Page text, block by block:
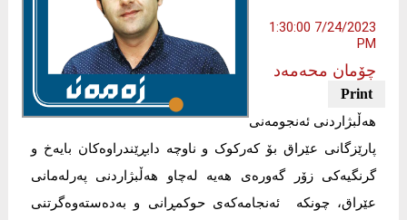
7/24/2023 1:30:00
PM
چۆمان محەمەد
هەڵبژاردنی ئەنجومەنی
پارێزگانی عێراق بۆ کەرکوک و ناوچە دابڕێندراوەکان بایەخ و
گرنگیەكی زۆر گەورەی هەیە لەچاو هەڵبژاردنی پەرلەمانی
عێراق، چونکە ئەنجامەكەی حوكمڕانی و بەدەستەوەگرتنی